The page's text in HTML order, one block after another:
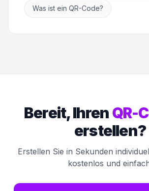
Was ist ein QR-Code?
Bereit, Ihren QR-
erstellen?
Erstellen Sie in Sekunden
kostenlos und